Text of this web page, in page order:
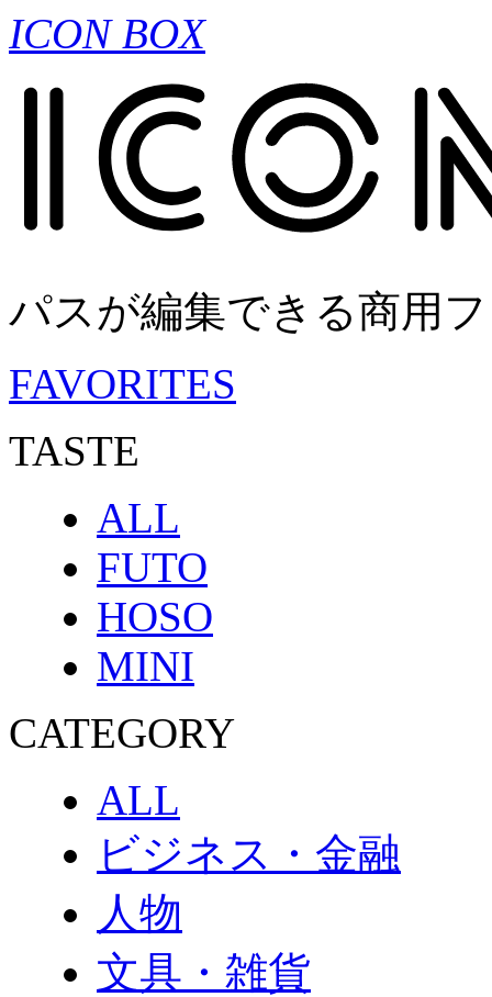
ICON BOX
パスが編集できる商用
FAVORITES
TASTE
ALL
FUTO
HOSO
MINI
CATEGORY
ALL
ビジネス・金融
人物
文具・雑貨